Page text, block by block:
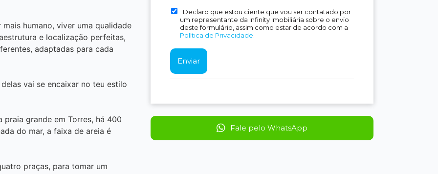
humano, viver uma qualidade
e localização perfeitas,
adaptadas para cada
vai se encaixar no teu estilo
praia grande em Torres, há 400
do mar, a faixa de areia é
praças, para tomar um
Declaro que estou ciente que vou ser contatado por
um representante da Infinity Imobiliária sobre o envio
deste formulário, assim como estar de acordo com a
Política de Privacidade.
Fale pelo WhatsApp